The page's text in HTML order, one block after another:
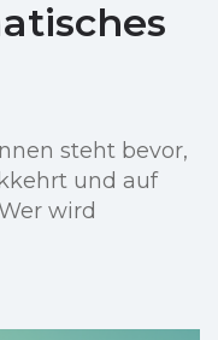
steht bevor,
und auf
wird